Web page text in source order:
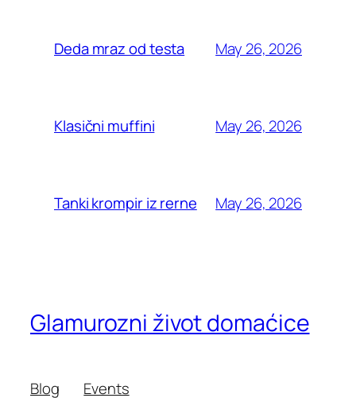
Deda mraz od testa May 26, 2026
Klasični muffini May 26, 2026
Tanki krompir iz rerne May 26, 2026
Glamurozni život domaćice
Blog
Events